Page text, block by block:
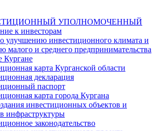
УПОЛНОМОЧЕННЫЙ
к инвесторам
улучшению инвестиционного климата и
малого и среднего предпринимательства
Кургане
карта Курганской области
декларация
паспорт
карта города Кургана
инвестиционных объектов и
инфраструктуры
законодательство